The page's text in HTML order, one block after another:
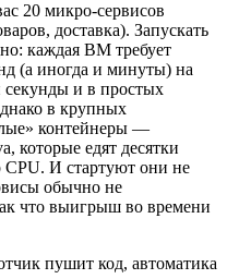
20 микро-сервисов
доставка). Запускать
каждая ВМ требует
(а иногда и минуты) на
секунды и в простых
в крупных
контейнеры —
которые едят десятки
CPU. И стартуют они не
обычно не
что выигрыш во времени
пушит код, автоматика